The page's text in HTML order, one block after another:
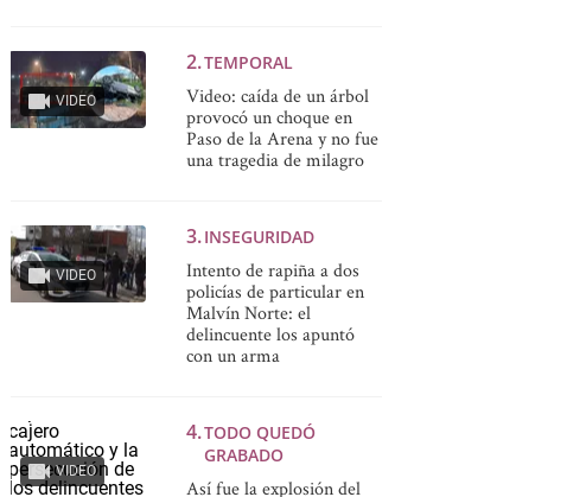
VIDEO
TEMPORAL
Video: caída de un árbol
provocó un choque en
Paso de la Arena y no fue
una tragedia de milagro
VIDEO
INSEGURIDAD
Intento de rapiña a dos
policías de particular en
Malvín Norte: el
delincuente los apuntó
con un arma
VIDEO
TODO QUEDÓ
GRABADO
Así fue la explosión del